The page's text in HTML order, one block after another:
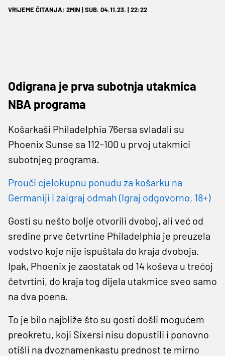
VRIJEME ČITANJA: 2MIN | SUB. 04.11.23. | 22:22
Odigrana je prva subotnja utakmica
NBA programa
Košarkaši Philadelphia 76ersa svladali su
Phoenix Sunse sa 112-100 u prvoj utakmici
subotnjeg programa.
Prouči cjelokupnu ponudu za košarku na
Germaniji i zaigraj odmah (Igraj odgovorno, 18+)
Gosti su nešto bolje otvorili dvoboj, ali već od
sredine prve četvrtine Philadelphia je preuzela
vodstvo koje nije ispuštala do kraja dvoboja.
Ipak, Phoenix je zaostatak od 14 koševa u trećoj
četvrtini, do kraja tog dijela utakmice sveo samo
na dva poena.
To je bilo najbliže što su gosti došli mogućem
preokretu, koji Sixersi nisu dopustili i ponovno
otišli na dvoznamenkastu prednost te mirno